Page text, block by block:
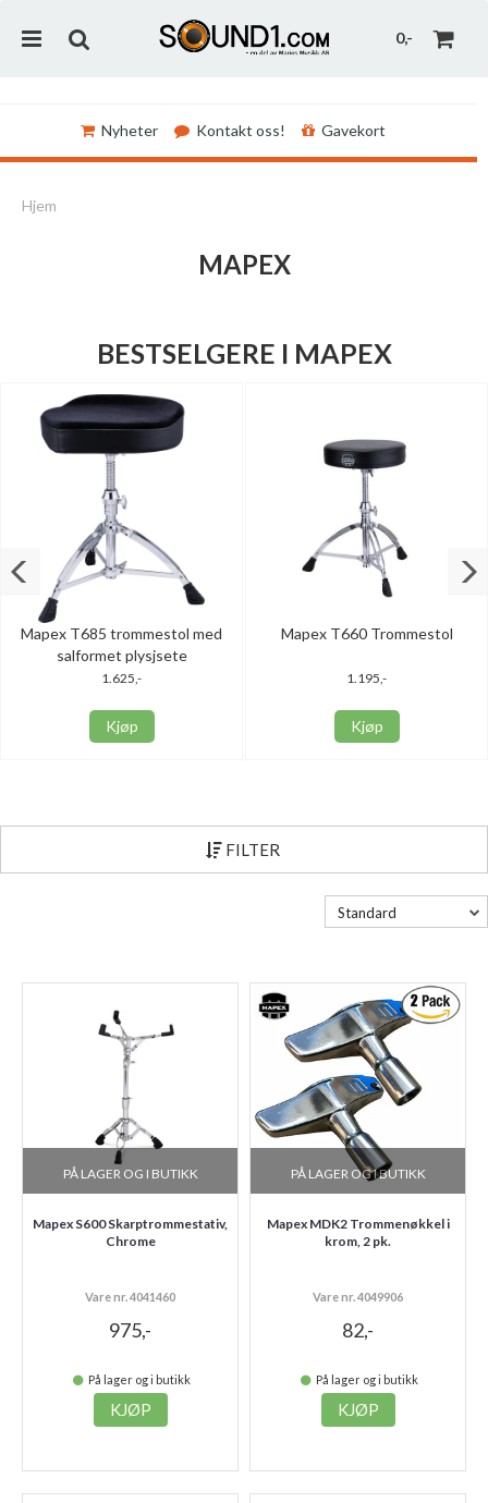
0,-
Nyheter Kontakt oss! Gavekort
Hjem
MAPEX
BESTSELGERE I MAPEX
Mapex T685 trommestol med
salformet plysjsete
1.625,-
Kjøp
Mapex T660 Trommestol
1.195,-
Kjøp
FILTER
Standard
PÅ LAGER OG I BUTIKK
Mapex S600 Skarptrommestativ,
Chrome
Vare nr. 4041460
975,-
På lager og i butikk
KJØP
PÅ LAGER OG I BUTIKK
Mapex MDK2 Trommenøkkel i
krom, 2 pk.
Vare nr. 4049906
82,-
På lager og i butikk
KJØP